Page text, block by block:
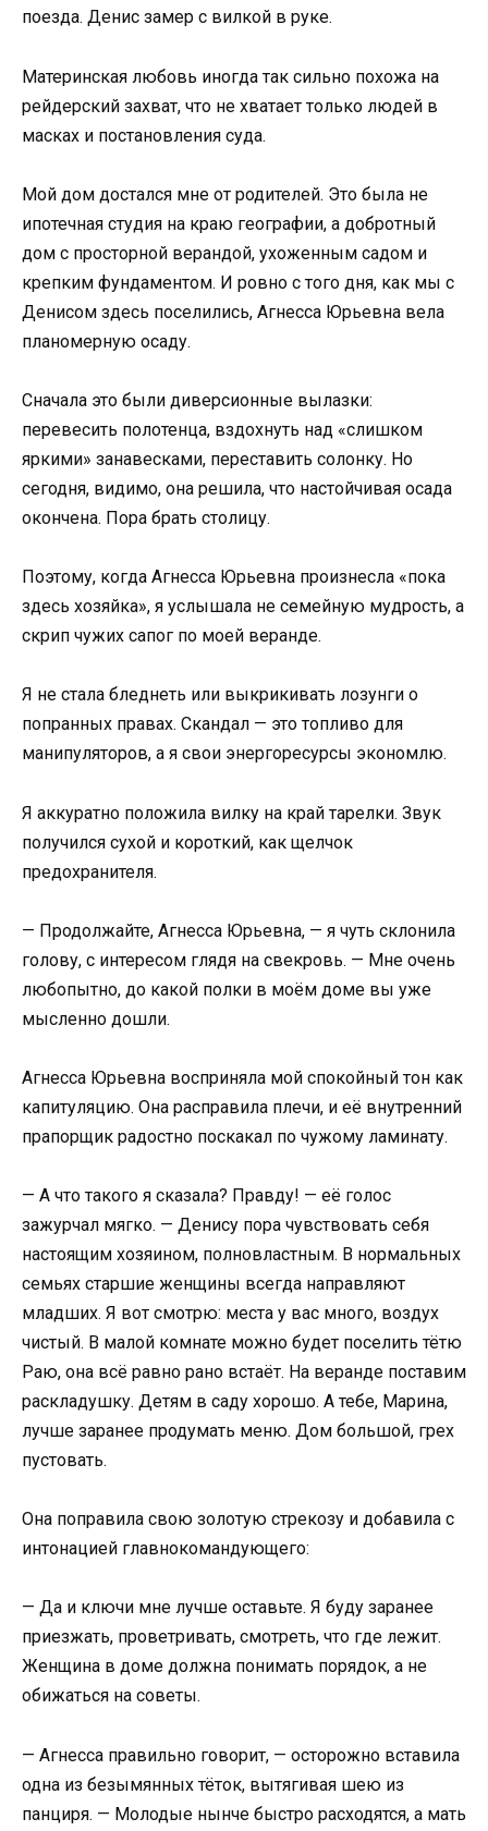
поезда. Денис замер с вилкой в руке.
Материнская любовь иногда так сильно похожа на
рейдерский захват, что не хватает только людей в
масках и постановления суда.
Мой дом достался мне от родителей. Это была не
ипотечная студия на краю географии, а добротный
дом с просторной верандой, ухоженным садом и
крепким фундаментом. И ровно с того дня, как мы с
Денисом здесь поселились, Агнесса Юрьевна вела
планомерную осаду.
Сначала это были диверсионные вылазки:
перевесить полотенца, вздохнуть над «слишком
яркими» занавесками, переставить солонку. Но
сегодня, видимо, она решила, что настойчивая осада
окончена. Пора брать столицу.
Поэтому, когда Агнесса Юрьевна произнесла «пока
здесь хозяйка», я услышала не семейную мудрость, а
скрип чужих сапог по моей веранде.
Я не стала бледнеть или выкрикивать лозунги о
попранных правах. Скандал — это топливо для
манипуляторов, а я свои энергоресурсы экономлю.
Я аккуратно положила вилку на край тарелки. Звук
получился сухой и короткий, как щелчок
предохранителя.
— Продолжайте, Агнесса Юрьевна, — я чуть склонила
голову, с интересом глядя на свекровь. — Мне очень
любопытно, до какой полки в моём доме вы уже
мысленно дошли.
Агнесса Юрьевна восприняла мой спокойный тон как
капитуляцию. Она расправила плечи, и её внутренний
прапорщик радостно поскакал по чужому ламинату.
— А что такого я сказала? Правду! — её голос
зажурчал мягко. — Денису пора чувствовать себя
настоящим хозяином, полновластным. В нормальных
семьях старшие женщины всегда направляют
младших. Я вот смотрю: места у вас много, воздух
чистый. В малой комнате можно будет поселить тётю
Раю, она всё равно рано встаёт. На веранде поставим
раскладушку. Детям в саду хорошо. А тебе, Марина,
лучше заранее продумать меню. Дом большой, грех
пустовать.
Она поправила свою золотую стрекозу и добавила с
интонацией главнокомандующего:
— Да и ключи мне лучше оставьте. Я буду заранее
приезжать, проветривать, смотреть, что где лежит.
Женщина в доме должна понимать порядок, а не
обижаться на советы.
— Агнесса правильно говорит, — осторожно вставила
одна из безымянных тёток, вытягивая шею из
панциря. — Молодые нынче быстро расходятся, а мать